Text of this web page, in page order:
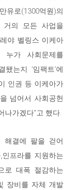
로(1300억원)의
거의 모든 사업을
야 벨링스 이케아
누가 사회문제를
는지 ‘임팩트’에
인권 등 이케아가
넘어서 사회공헌
나가겠다”고 했다.
해결에 팔을 걷어
프라를 지원하는
로 대폭 절감하는
장비를 자체 개발